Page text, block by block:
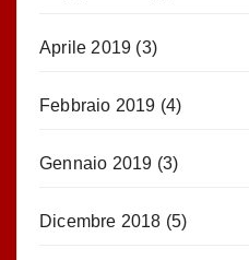
Aprile 2019 (3)
Febbraio 2019 (4)
Gennaio 2019 (3)
Dicembre 2018 (5)